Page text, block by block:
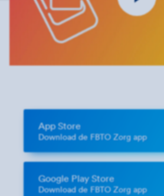
App Store
Download de FBTO Zorg app
Google Play Store
Download de FBTO Zorg app